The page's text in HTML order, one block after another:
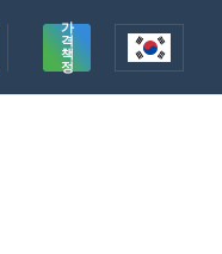
가
격
책
정